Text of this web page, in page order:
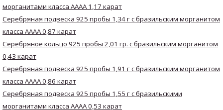
морганитами класса AAAA 1,17 карат
Серебряная подвеска 925 пробы 1,34 г с бразильским морганитом
класса AAAA 0,87 карат
Серебряное кольцо 925 пробы 2,01 гр. с бразильским морганитом
0,43 карат
Серебряная подвеска 925 пробы 1,91 г с бразильским морганитом
класса AAAA 0,86 карат
Серебряная подвеска 925 пробы 1,55 г с бразильскими
морганитами класса AAAA 0,53 карат